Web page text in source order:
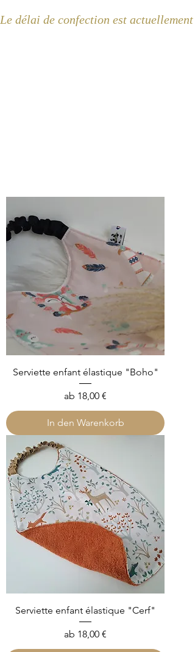
Le délai de confection est
Serviette enfant élastique "Boho"
ab 18,00 €
Sale-Preis
In den Warenkorb
Serviette enfant élastique "Cerf"
ab 18,00 €
Sale-Preis